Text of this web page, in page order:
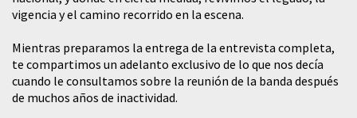
vigencia y el camino recorrido en la escena.
Mientras preparamos la entrega de la entrevista completa,
te compartimos un adelanto exclusivo de lo que nos decía
cuando le consultamos sobre la reunión de la banda después
de muchos años de inactividad.